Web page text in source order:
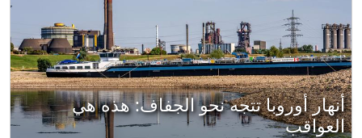
أنهار أوروبا تتجه نحو الجفاف: هذه هي
العواقب